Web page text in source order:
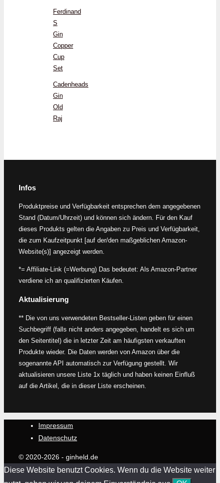
Ferdinand
S
Gin
Copper
Cup
Set
Cadenheads
Gin
Old
Raj
Infos
Produktpreise und Verfügbarkeit entsprechen dem angegebenen
Stand (Datum/Uhrzeit) und können sich ändern. Für den Kauf
dieses Produkts gelten die Angaben zu Preis und Verfügbarkeit,
die zum Kaufzeitpunkt [auf der/den maßgeblichen Amazon-
Website(s)] angezeigt werden.
*= Affiliate-Link (=Werbung) Das bedeutet: Als Amazon-Partner
verdiene ich an qualifizierten Käufen.
Aktualisierung
** Die von uns verwendeten Bestseller-Listen geben für einen
Suchbegriff (falls nicht anders angegeben, handelt es sich um
den Seitentitel) die in letzter Zeit am häufigsten verkauften
Produkte wieder. Die Daten werden von Amazon über die
sogenannte API automatisch zur Verfügung gestellt. Wir
aktualisieren unsere Liste 1x täglich und haben keinen Einfluß
auf die Artikel, die in dieser Liste erscheinen.
Impressum
Datenschutz
© 2020-2026 - ginheld.de
Diese Website benutzt Cookies. Wenn du die Website weiter